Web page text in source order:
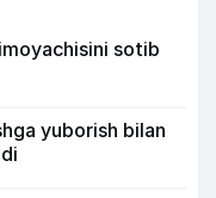
sotib
yuborish bilan